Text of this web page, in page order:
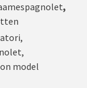
,
,
,
model